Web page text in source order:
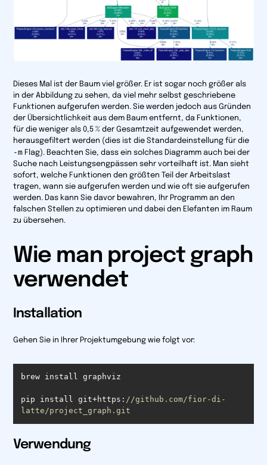
Dieses Mal ist der Baum viel größer. Er ist sogar noch größer als
in der Abbildung zu sehen, da viel mehr selbst geschriebene
Funktionen aufgerufen werden. Sie werden jedoch aus Gründen
der Übersichtlichkeit aus dem Baum entfernt, da Funktionen,
für die weniger als 0,5 % der Gesamtzeit aufgewendet werden,
herausgefiltert werden (dies ist die Standardeinstellung für die
-m Flag). Beachten Sie, dass ein solches Diagramm auch bei der
Suche nach Leistungsengpässen sehr vorteilhaft ist. Man sieht
sofort, welche Funktionen den größten Teil der Arbeitslast
tragen, wann sie aufgerufen werden und wie oft sie aufgerufen
werden. Das kann Sie davor bewahren, Ihr Programm an den
falschen Stellen zu optimieren und dabei den Elefanten im Raum
zu übersehen.
Wie man project graph
verwendet
Installation
Gehen Sie in Ihrer Projektumgebung wie folgt vor:
pip install git+https: //github.com/fior-di-
latte/project_graph.git
Verwendung